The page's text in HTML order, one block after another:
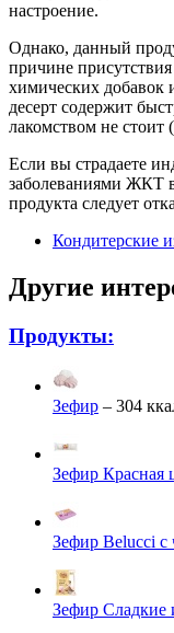
настроение.
Однако, данный
причине присутствия
химических добавок
десерт содержит
лакомством не стоит
Если вы страдаете
заболеваниями ЖКТ
продукта следует
Кондитерские
Другие
Продукты:
Зефир – 304
Зефир Красная
Зефир Belucci с
Зефир Сладкие